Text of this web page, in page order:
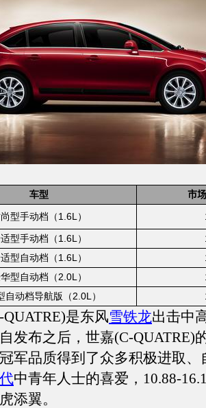
车型 市
型手动档（ 1.6L ）
型手动档（ 1.6L ）
型自动档（ 1.6L ）
型自动档（ 2.0L ）
自动档导航版（ 2.0L ）
是东风雪铁龙出击中
发布之后，世嘉(C-QUATRE)
军品质得到了众多积极进取、
中青年人士的喜爱，10.88-
添翼。